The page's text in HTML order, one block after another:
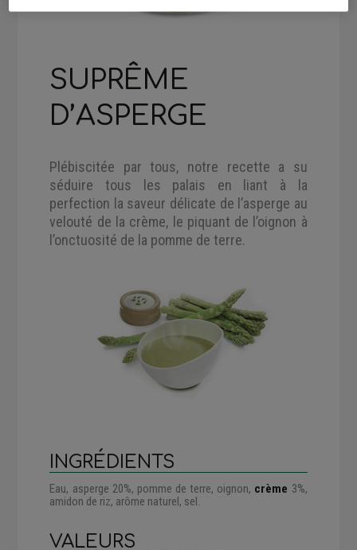
SUPRÊME
D’ASPERGE
Plébiscitée par tous, notre recette a su
séduire tous les palais en liant à la
perfection la saveur délicate de l’asperge au
velouté de la crème, le piquant de l’oignon à
l’onctuosité de la pomme de terre.
INGRÉDIENTS
Eau, asperge 20%, pomme de terre, oignon, crème 3%,
amidon de riz, arôme naturel, sel.
VALEURS